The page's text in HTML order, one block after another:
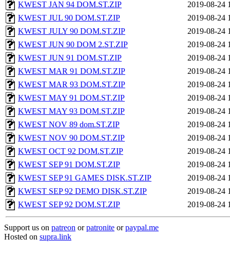
KWEST JAN 94 DOM.ST.ZIP
2019-08-24
KWEST JUL 90 DOM.ST.ZIP
2019-08-24
KWEST JULY 90 DOM.ST.ZIP
2019-08-24
KWEST JUN 90 DOM 2.ST.ZIP
2019-08-24
KWEST JUN 91 DOM.ST.ZIP
2019-08-24
KWEST MAR 91 DOM.ST.ZIP
2019-08-24
KWEST MAR 93 DOM.ST.ZIP
2019-08-24
KWEST MAY 91 DOM.ST.ZIP
2019-08-24
KWEST MAY 93 DOM.ST.ZIP
2019-08-24
KWEST NOV 89 dom.ST.ZIP
2019-08-24
KWEST NOV 90 DOM.ST.ZIP
2019-08-24
KWEST OCT 92 DOM.ST.ZIP
2019-08-24
KWEST SEP 91 DOM.ST.ZIP
2019-08-24
KWEST SEP 91 GAMES DISK.ST.ZIP
2019-08-24
KWEST SEP 92 DEMO DISK.ST.ZIP
2019-08-24
KWEST SEP 92 DOM.ST.ZIP
2019-08-24
Support us on patreon orpatronite orpaypal.me
Hosted on supra.link